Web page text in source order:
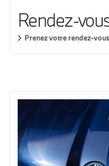
Rendez-
Prenez votre rendez-